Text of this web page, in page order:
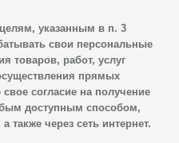
Обществу на обработку
а именно: имени, отчества,
(включая номер телефона
адреса, сведений
предпочтениях
услугам, IP-адреса,
указанным в п. 3
свои персональные
товаров, работ, услуг
прямых
согласие на получение
доступным способом,
также через сеть интернет.